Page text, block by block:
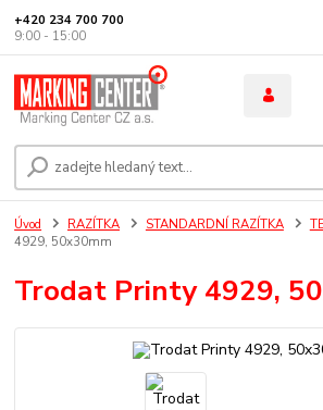
+420 234 700 700
9:00 - 15:00
Úvod RAZÍTKA STANDARDNÍ RAZÍTKA
4929, 50x30mm
Trodat Printy 4929,